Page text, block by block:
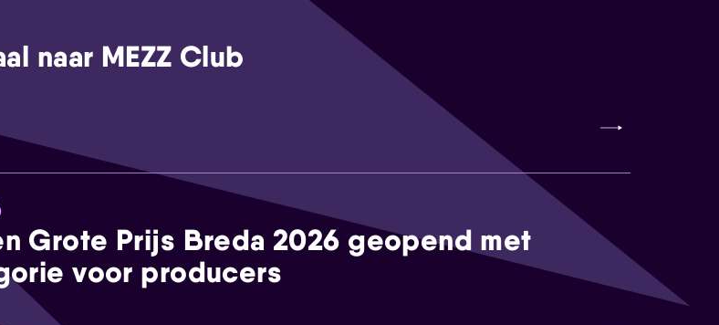
naar MEZZ Club
Grote Prijs Breda 2026 geopend met
voor producers